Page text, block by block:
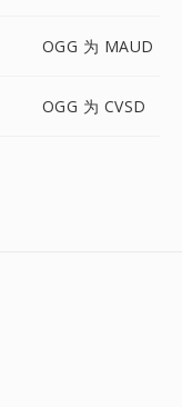
OGG 为 MAUD
OGG 为 CVSD